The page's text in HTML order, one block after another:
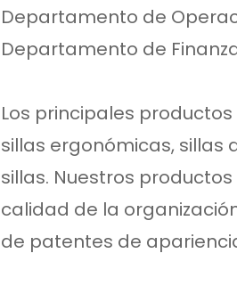
Departamento de
Departamento de
Los principales
sillas ergonómicas, sillas
sillas. Nuestros
calidad de la
de patentes de